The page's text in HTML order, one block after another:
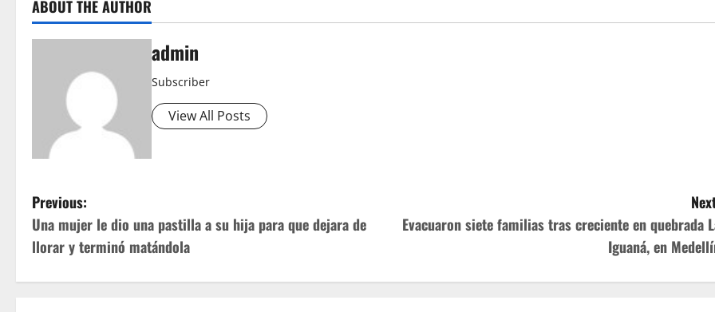
ABOUT THE AUTHOR
admin
Subscriber
View All Posts
P
o
s
Previous:
Una mujer le dio una pastilla a su hija para que dejara de
llorar y terminó matándola
Evacuaron siete familias tras creciente en quebrada
Iguaná, en